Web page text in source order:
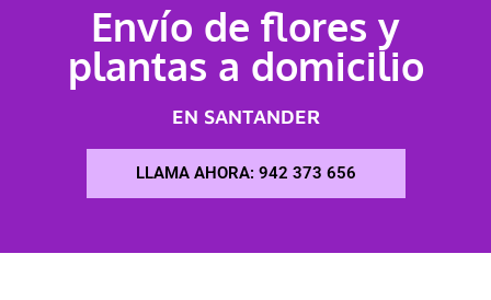
Envío de flores y
plantas a domicilio
EN SANTANDER
LLAMA AHORA: 942 373 656